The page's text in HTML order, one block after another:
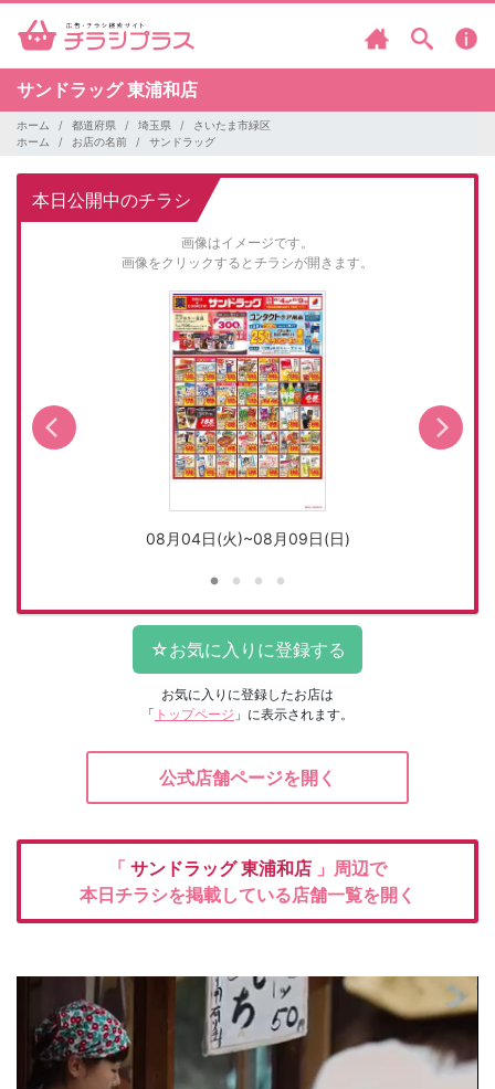
サンドラッグ東浦和店
ホーム 都道府県 埼玉県
さいたま市緑区
ホーム
お店の名前 サンドラッグ
本日公開中のチラシ
画像はイメージです。
画像をクリックするとチラシが開きます。
08月04日(火)~08月09日(日)
お気に入りに登録したお店は
「 トップページ 」に表示されます。
公式店舗ページを開く
「 サンドラッグ東浦和店 」周辺で
本日チラシを掲載している店舗一覧を開く